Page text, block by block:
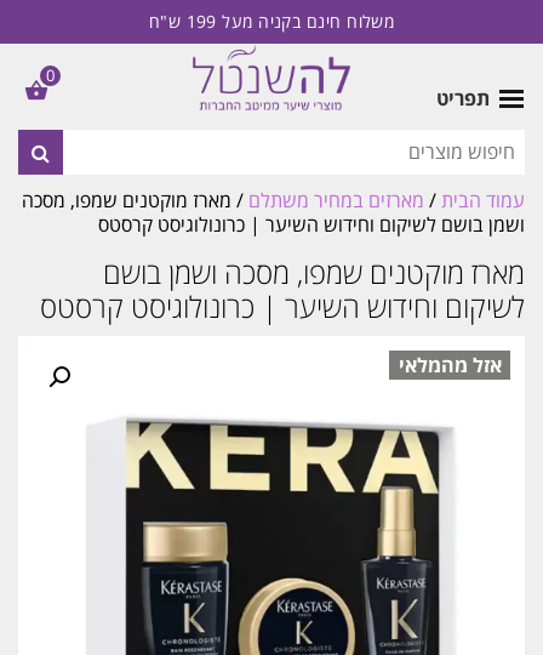
משלוח חינם בקניה מעל 199 ש"ח
תפריט
עמוד הבית/ מארזים במחיר משתלם / מארז מוקטנים שמפו, מסכה
ושמן בושם לשיקום וחידוש השיער | כרונולוגיסט קרסטס
מארז מוקטנים שמפו, מסכה ושמן בושם
לשיקום וחידוש השיער | כרונולוגיסט קרסטס
0